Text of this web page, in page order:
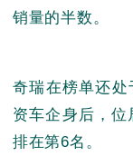
销量的半数。
奇瑞在榜单还
资车企身后，位
排在第6名。